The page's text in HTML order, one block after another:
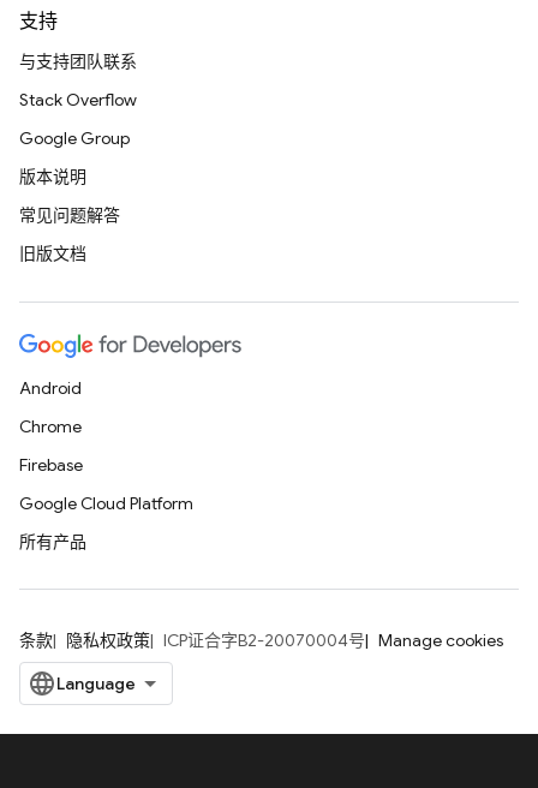
支持
与支持团队联系
Stack Overflow
Google Group
版本说明
常见问题解答
旧版文档
Android
Chrome
Firebase
Google Cloud Platform
所有产品
条款 隐私权政策 ICP证合字B2-20070004号 Manage cookies